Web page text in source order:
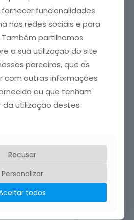
5 Junho, 2026
funcionalidades
nas redes sociais e para
partilhamos
a sua utilização do site
parceiros, que as
com outras informações
ou que tenham
da utilização destes
Recusar
Personalizar
todos